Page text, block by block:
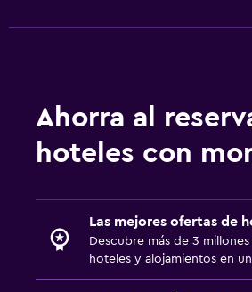
Ahorra al
hoteles con
Las mejores ofertas de
Descubre más de 3
hoteles y alojamientos en